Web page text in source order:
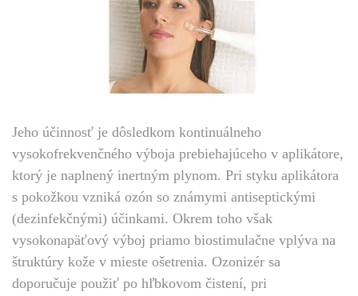
Jeho účinnosť je dôsledkom kontinuálneho
vysokofrekvenčného výboja prebiehajúceho v aplikátore,
ktorý je naplnený inertným plynom. Pri styku aplikátora
s pokožkou vzniká ozón so známymi antiseptickými
(dezinfekčnými) účinkami. Okrem toho však
vysokonapäťový výboj priamo biostimulačne vplýva na
štruktúry kože v mieste ošetrenia. Ozonizér sa
doporučuje použiť po hľbkovom čistení, pri